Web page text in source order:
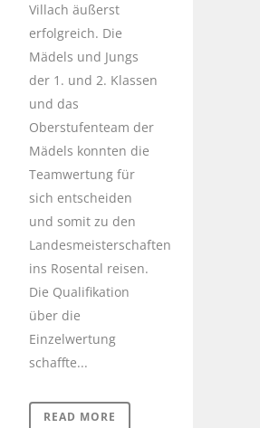
Villach äußerst
erfolgreich. Die
Mädels und Jungs
der 1. und 2. Klassen
und das
Oberstufenteam der
Mädels konnten die
Teamwertung für
sich entscheiden
und somit zu den
Landesmeisterschaften
ins Rosental reisen.
Die Qualifikation
über die
Einzelwertung
schaffte...
READ MORE